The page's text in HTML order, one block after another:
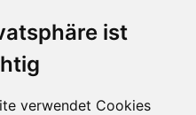
ist
verwendet Cookies